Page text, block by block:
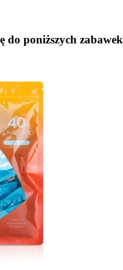
do poniższych